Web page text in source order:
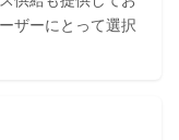
ザーにとって選択